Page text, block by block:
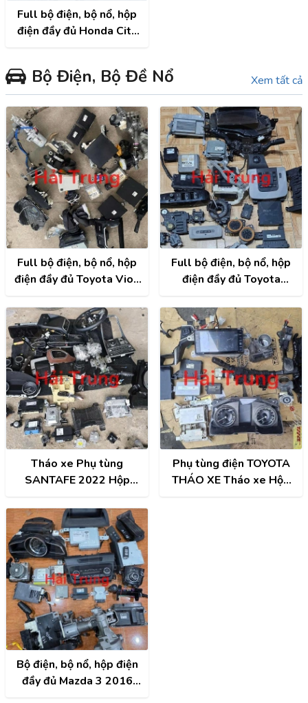
Full bộ điện, bộ nổ, hộp
điện đầy đủ Honda City
Bộ Điện, Bộ Đề Nổ Xem tất cả
Full bộ điện, bộ nổ, hộp
điện đầy đủ Toyota Vios
Full bộ điện, bộ nổ, hộp
điện đầy đủ Toyota
2020 Tháo Xe
Tháo xe Phụ tùng
SANTAFE 2022 Hộp
Công tắc điều hòa,...
Phụ tùng điện TOYOTA
THÁO XE Tháo xe Hộp
Bộ điện, bộ nổ, hộp điện
đầy đủ Mazda 3 2016